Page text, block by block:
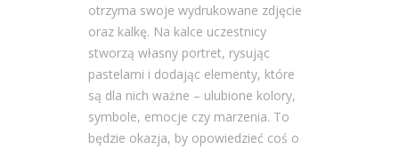
otrzyma swoje wydrukowane zdjęcie
oraz kalkę. Na kalce uczestnicy
stworzą własny portret, rysując
pastelami i dodając elementy, które
są dla nich ważne – ulubione kolory,
symbole, emocje czy marzenia. To
będzie okazja, by opowiedzieć coś o